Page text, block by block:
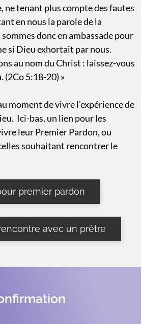
ne tenant plus compte des fautes
en nous la parole de la
donc en ambassade pour
si Dieu exhortait par nous.
au nom du Christ : laissez-vous
(2Co 5:18-20) »
moment de vivre l’expérience de
Ici-bas, un lien pour les
leur Premier Pardon, ou
souhaitant rencontrer le
premier pardon
avec un prêtre